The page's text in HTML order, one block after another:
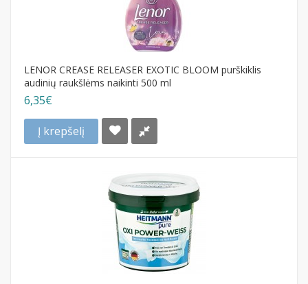
LENOR CREASE RELEASER EXOTIC BLOOM purškiklis
audinių raukšlėms naikinti 500 ml
6,35€
Į krepšelį